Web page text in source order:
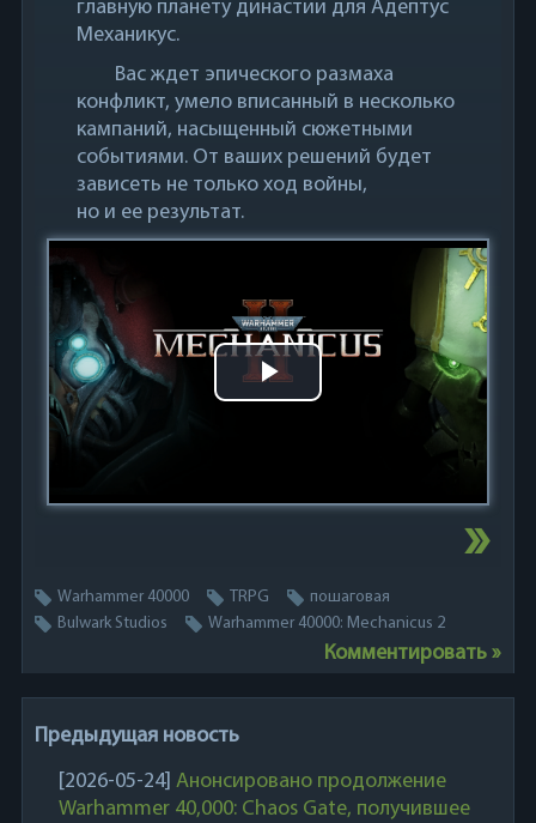
главную планету династии для Адептус
Механикус.
Вас ждет эпического размаха
конфликт, умело вписанный в несколько
кампаний, насыщенный сюжетными
событиями. От ваших решений будет
зависеть не только ход войны,
но и ее результат.
Play
Warhammer 40000 TRPG
пошаговая
Bulwark Studios
Warhammer 40000: Mechanicus 2
Комментировать »
Предыдущая новость
[2026-05-24] Анонсировано продолжение
Warhammer 40,000: Chaos Gate, получившее